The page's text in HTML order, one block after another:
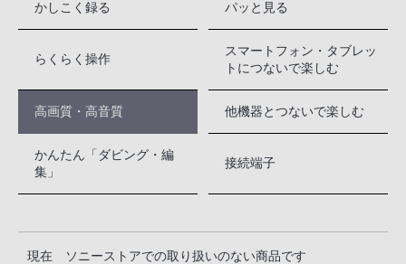
かしこく録る パッと見る
らくらく操作
スマートフォン・タブレッ
トにつないで楽しむ
高画質・高音質 他機器とつないで楽しむ
かんたん「ダビング・編
集」
接続端子
現在 ソニーストアでの取り扱いのない商品です